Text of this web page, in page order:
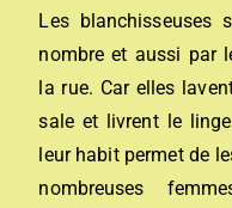
Les blanchisseuses
nombre et aussi par
la rue. Car elles
sale et livrent le
leur habit permet de
nombreuses